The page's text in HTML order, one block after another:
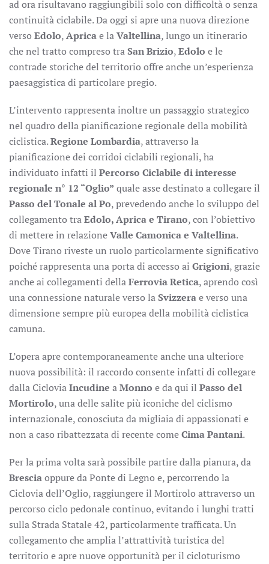
ad ora risultavano raggiungibili solo con difficoltà o senza
continuità ciclabile. Da oggi si apre una nuova direzione
verso Edolo,Apricae laValtellina, lungo un itinerario
che nel tratto compreso traSan Brizio,Edolo e le
contrade storiche del territorio offre anche un’esperienza
paesaggistica di particolare pregio.
L’intervento rappresenta inoltre un passaggio strategico
nel quadro della pianificazione regionale della mobilità
ciclistica.Regione Lombardia, attraverso la
pianificazione dei corridoi ciclabili regionali, ha
individuato infatti il Percorso Ciclabile di interesse
regionale n° 12 “Oglio” quale asse destinato a collegare il
Passo del Tonale al Po, prevedendo anche lo sviluppo del
collegamento traEdolo, Aprica e Tirano, con l’obiettivo
di mettere in relazioneValle Camonica e Valtellina.
Dove Tirano riveste un ruolo particolarmente significativo
poiché rappresenta una porta di accesso ai Grigioni, grazie
anche ai collegamenti dellaFerrovia Retica, aprendo così
una connessione naturale verso laSvizzerae verso una
dimensione sempre più europea della mobilità ciclistica
camuna.
L’opera apre contemporaneamente anche una ulteriore
nuova possibilità: il raccordo consente infatti di collegare
dalla CicloviaIncudine aMonno e da qui il Passo del
Mortirolo, una delle salite più iconiche del ciclismo
internazionale, conosciuta da migliaia di appassionati e
non a caso ribattezzata di recente comeCima Pantani.
Per la prima volta sarà possibile partire dalla pianura, da
Bresciaoppure da Ponte di Legno e, percorrendo la
Ciclovia dell’Oglio, raggiungere il Mortirolo attraverso un
percorso ciclo pedonale continuo, evitando i lunghi tratti
sulla Strada Statale 42, particolarmente trafficata. Un
collegamento che amplia l’attrattività turistica del
territorio e apre nuove opportunità per il cicloturismo